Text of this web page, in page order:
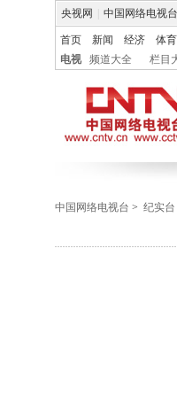
央视网 中国网络电视台
首页 新闻 经济 体育
电视
频道大全 栏目
中国网络电视台 > 纪实台